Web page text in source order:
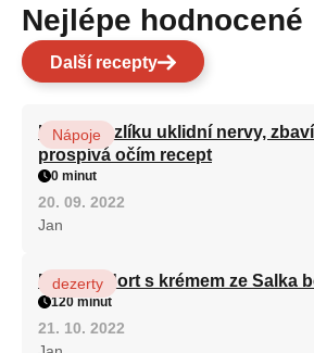
Nejlépe hodnocené
Další recepty
Kořen kozlíku uklidní nervy,
prospívá očím recept
Nápoje
0 minut
20. 09. 2022
Jan
Patrový dort s krémem ze Salka
dezerty
120 minut
21. 10. 2022